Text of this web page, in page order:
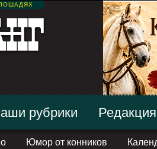
Юмор от конников
рубрики Редакция